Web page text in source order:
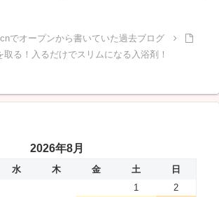
でオープンから書いていた過去ブログ
る！入るだけでスリムになる入浴剤！
2026年8月
水 木 金 土
日
1
2